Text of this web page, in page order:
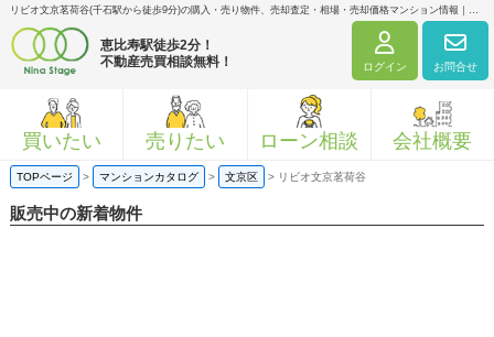
リビオ文京茗荷谷(千石駅から徒歩9分)の購入・売り物件、売却査定・相場・売却価格マンション情報｜ニナ・ステージ株式会社
恵比寿駅徒歩2分！
不動産売買相談無料！
ログイン お問合せ
買いたい 売りたい ローン相談 会社概要
TOPページ > マンションカタログ > 文京区 > リビオ文京茗荷谷
販売中の新着物件